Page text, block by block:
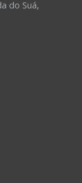
do Suá,